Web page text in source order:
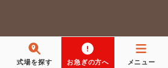
式場を探す お急ぎの方へ メニュー